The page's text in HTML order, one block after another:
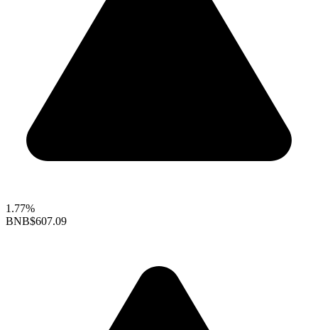
1.77%
BNB$607.09